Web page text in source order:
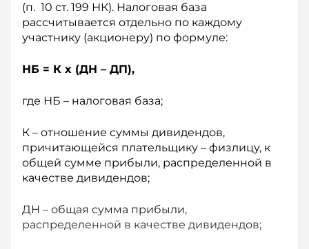
(п. 10 ст. 199 НК). Налоговая база
рассчитывается отдельно по каждому
участнику (акционеру) по формуле:
НБ = К x (ДН – ДП),
где НБ – налоговая база;
К – отношение суммы дивидендов,
причитающейся плательщику – физлицу, к
общей сумме прибыли, распределенной в
качестве дивидендов;
ДН – общая сумма прибыли,
распределенной в качестве дивидендов;